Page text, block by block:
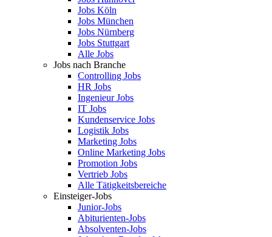
Jobs Köln
Jobs München
Jobs Nürnberg
Jobs Stuttgart
Alle Jobs
Jobs nach Branche
Controlling Jobs
HR Jobs
Ingenieur Jobs
IT Jobs
Kundenservice Jobs
Logistik Jobs
Marketing Jobs
Online Marketing Jobs
Promotion Jobs
Vertrieb Jobs
Alle Tätigkeitsbereiche
Einsteiger-Jobs
Junior-Jobs
Abiturienten-Jobs
Absolventen-Jobs